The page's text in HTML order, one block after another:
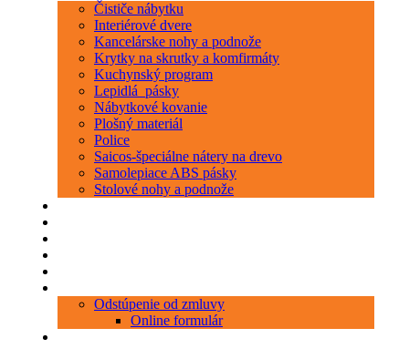
Čističe nábytku
Interiérové dvere
Kancelárske nohy a podnože
Krytky na skrutky a komfirmáty
Kuchynský program
Lepidlá_pásky
Nábytkové kovanie
Plošný materiál
Police
Saicos-špeciálne nátery na drevo
Samolepiace ABS pásky
Stolové nohy a podnože
Odstúpenie od zmluvy
Online formulár